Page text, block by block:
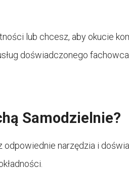
lub chcesz, aby okucie
doświadczonego
Samodzielnie?
narzędzia i